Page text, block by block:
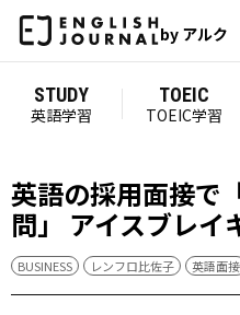
by アルク
STUDY
英語学習
TOEIC
TOEIC学習
英語の採用面接で
問」 アイスブレイ
BUSINESS レンフロ比佐子 英語面接